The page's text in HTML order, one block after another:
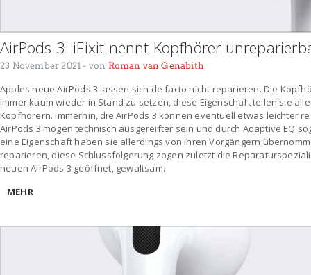
AirPods 3: iFixit nennt Kopfhörer
23 November 2021 - von Roman van Genabith
Apples neue AirPods 3 lassen sich de facto nicht reparieren. Die
immer kaum wieder in Stand zu setzen, diese Eigenschaft teilen sie
Kopfhörern. Immerhin, die AirPods 3 können eventuell etwas leichter
AirPods 3 mögen technisch ausgereifter sein und durch Adaptive EQ
eine Eigenschaft haben sie allerdings von ihren Vorgängern
reparieren, diese Schlussfolgerung zogen zuletzt die
neuen AirPods 3 geöffnet, gewaltsam.
MEHR